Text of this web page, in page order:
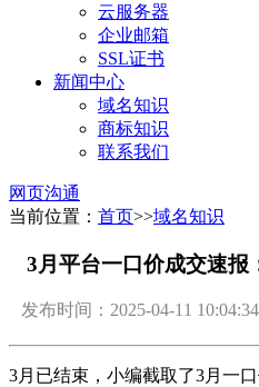
云服务器
企业邮箱
SSL证书
新闻中心
域名知识
商标知识
联系我们
网页沟通
当前位置： 首页>>域名知识
3月平台一口价成交速报
发布时间：2025-04-11 10:04:34
3月已结束，小编截取了3月一